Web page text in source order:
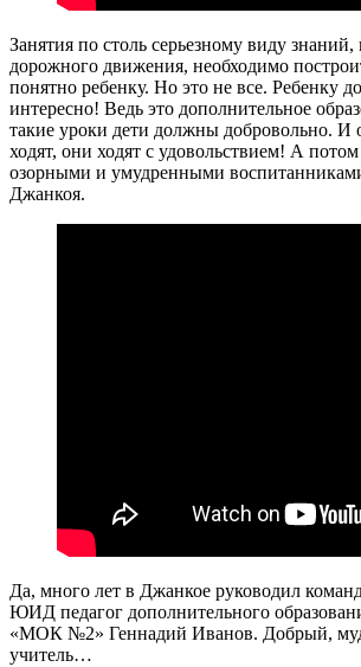
Занятия по столь серьезному виду знаний,
дорожного движения, необходимо
понятно ребенку. Но это не все. Ребенку
интересно! Ведь это дополнительное
такие уроки дети должны добровольно. И
ходят, они ходят с удовольствием! А потом
озорными и умудренными
Джанкоя.
Да, много лет в Джанкое руководил
ЮИД педагог дополнительного
«МОК №2» Геннадий Иванов. Добрый,
учитель…